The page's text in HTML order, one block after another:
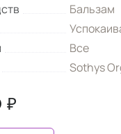
Бальзам
Все
Sothys
₽